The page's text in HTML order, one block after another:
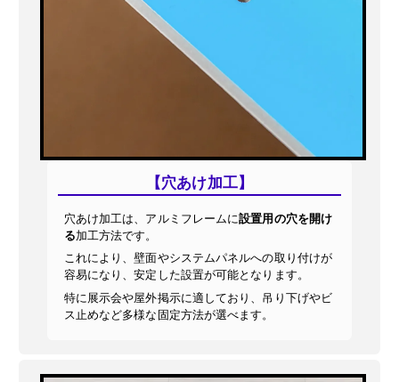
【穴あけ加工】
穴あけ加工は、アルミフレームに設置用の穴を開け
る加工方法です。
これにより、壁面やシステムパネルへの取り付けが
容易になり、安定した設置が可能となります。
特に展示会や屋外掲示に適しており、吊り下げやビ
ス止めなど多様な固定方法が選べます。